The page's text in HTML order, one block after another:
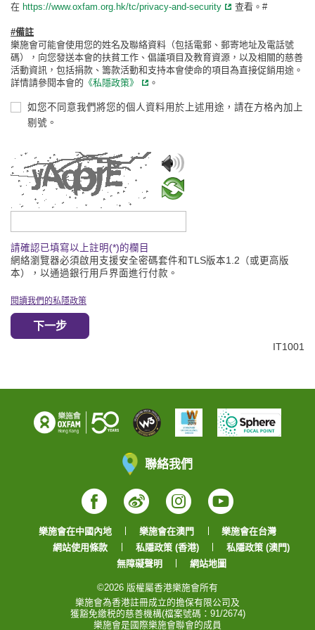
在 https://www.oxfam.org.hk/tc/privacy-and-security 查看。#
#備註
樂施會可能會使用您的姓名及聯絡資料（包括電郵、郵寄地址及電話號
碼），向您發送本會的扶貧工作、倡議項目及教育資源，以及相關的慈善
活動資訊，包括捐款、籌款活動和支持本會使命的項目為直接促銷用途。
詳情請參閱本會的 《私隱政策》 。
如您不同意我們將您的個人資料用於上述用途，請在方格內加上
剔號。
請輸入驗證碼
請確認已填寫以上註明(*)的欄目
網絡瀏覽器必須啟用支援安全密碼套件和TLS版本1.2（或更高版
本），以通過銀行用戶界面進行付款。
閱讀我們的私隱政策
下一步
IT1001
聯絡我們
Facebook
WeiboInstagram
YouTube
樂施會在中國內地 樂施會在澳門
樂施會在台灣
網站使用條款
私隱政策 (香港)
私隱政策 (澳門)
無障礙聲明
網站地圖
©2026 版權屬香港樂施會所有
樂施會為香港註冊成立的擔保有限公司及
獲豁免繳税的慈善機構(檔案號碼：91/2674)
樂施會是國際樂施會聯會的成員